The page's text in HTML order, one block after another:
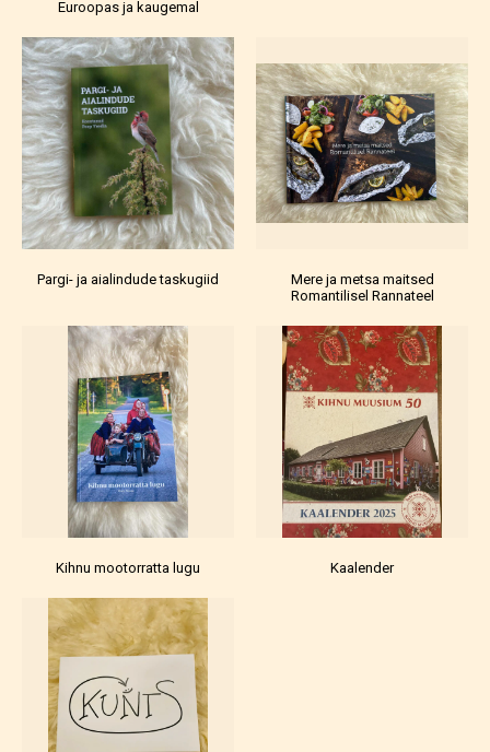
Euroopas ja kaugemal
Pargi- ja aialindude taskugiid
Mere ja metsa maitsed
Romantilisel Rannateel
Kihnu mootorratta lugu Kaalender